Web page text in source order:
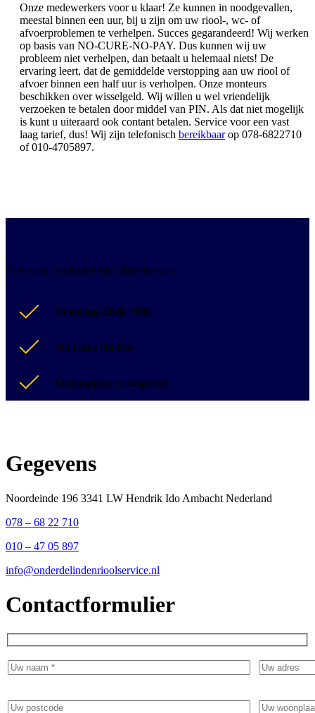
Onze medewerkers voor u klaar! Ze kunnen in noodgevallen,
meestal binnen een uur, bij u zijn om uw riool-, wc- of
afvoerproblemen te verhelpen. Succes gegarandeerd! Wij werken
op basis van NO-CURE-NO-PAY. Dus kunnen wij uw
probleem niet verhelpen, dan betaalt u helemaal niets! De
ervaring leert, dat de gemiddelde verstopping aan uw riool of
afvoer binnen een half uur is verholpen. Onze monteurs
beschikken over wisselgeld. Wij willen u wel vriendelijk
verzoeken te betalen door middel van PIN. Als dat niet mogelijk
is kunt u uiteraard ook contant betalen. Service voor een vast
laag tarief, dus! Wij zijn telefonisch bereikbaarop 078-6822710
of 010-4705897.
Kies voor Onderdelinden Rioolservice
Ervaring sinds 1986
No Cure No Pay
Ontstoppen en inspectie
Gegevens
Noordeinde 196 3341 LW Hendrik Ido Ambacht Nederland
078 – 68 22 710
010 – 47 05 897
info@onderdelindenrioolservice.nl
Contactformulier